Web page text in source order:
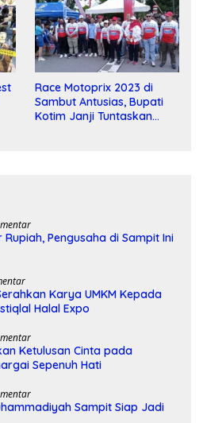
Race Motoprix 2023 di
Sambut Antusias, Bupati
Kotim Janji Tuntaskan
Rupiah, Pengusaha di Sampit Ini
Karya UMKM Kepada
Halal Expo
Ketulusan Cinta pada
Sepenuh Hati
Sampit Siap Jadi